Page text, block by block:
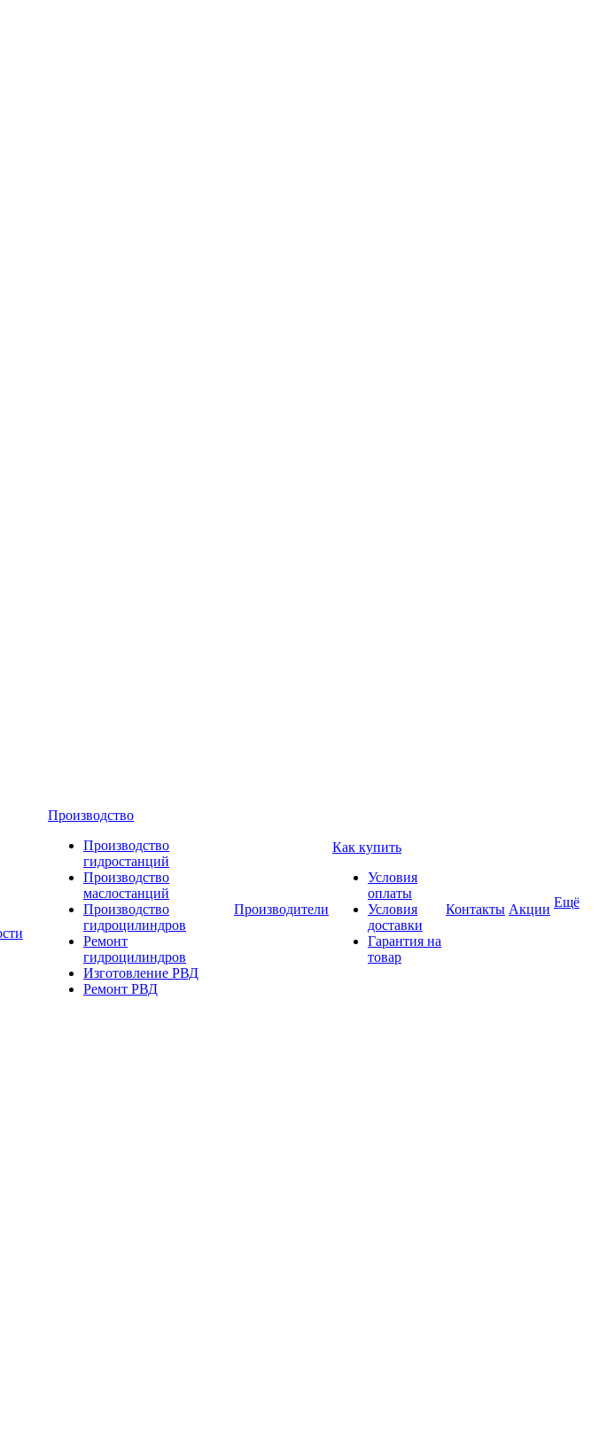
Производство
Производство
гидростанций
Производство
маслостанций
Производство
гидроцилиндров
Ремонт
гидроцилиндров
Изготовление РВД
Ремонт РВД
Производители
Как купить
Условия
оплаты
Условия
доставки
Гарантия на
товар
Контакты Акции Ещё